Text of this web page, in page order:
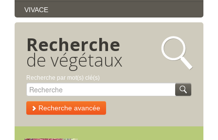
VIVACE
Recherche
de végétaux
Recherche par mot(s) clé(s)
Recherche avancée